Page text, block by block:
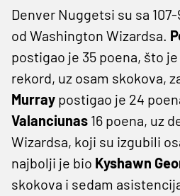
Denver Nuggetsi su sa
od Washington Wizardsa.
postigao je 35 poena, što
rekord, uz osam skokova,
Murray postigao je 24
Valanciunas 16 poena, uz
Wizardsa, koji su izgubili
najbolji je bio Kyshawn
skokova i sedam